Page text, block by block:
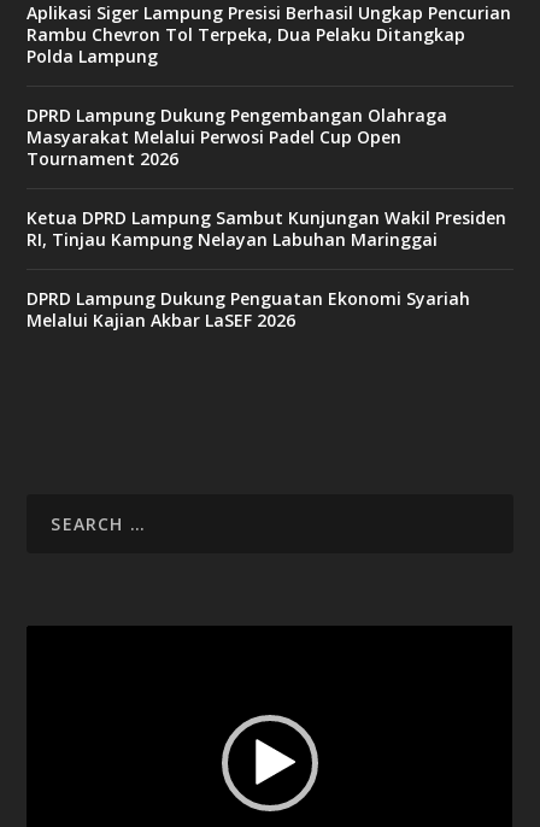
Aplikasi Siger Lampung Presisi Berhasil Ungkap Pencurian
Rambu Chevron Tol Terpeka, Dua Pelaku Ditangkap
Polda Lampung
DPRD Lampung Dukung Pengembangan Olahraga
Masyarakat Melalui Perwosi Padel Cup Open
Tournament 2026
Ketua DPRD Lampung Sambut Kunjungan Wakil Presiden
RI, Tinjau Kampung Nelayan Labuhan Maringgai
DPRD Lampung Dukung Penguatan Ekonomi Syariah
Melalui Kajian Akbar LaSEF 2026